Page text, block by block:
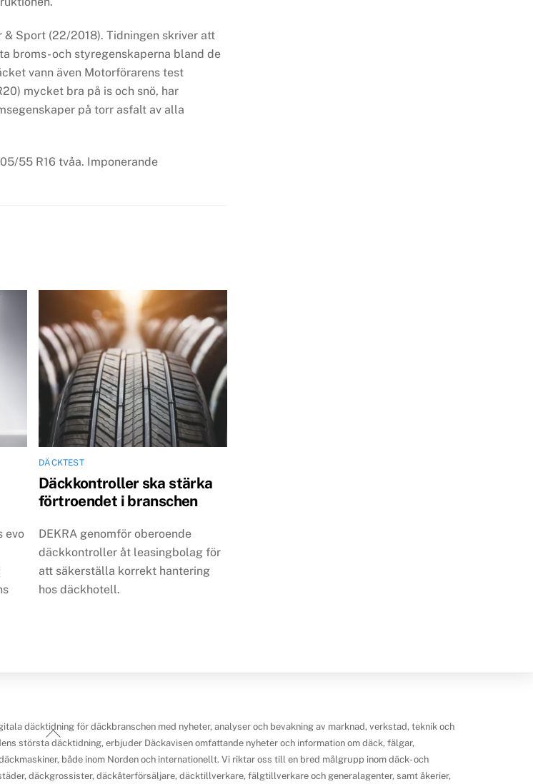
Sport (22/2018). Tidningen skriver att
broms- och styregenskaperna bland de
vann även Motorförarens test
mycket bra på is och snö, har
på torr asfalt av alla
55 R16 tvåa. Imponerande
evo
DÄCKTEST
Däckkontroller ska stärka
förtroendet i branschen
DEKRA genomför oberoende
däckkontroller åt leasingbolag för
att säkerställa korrekt hantering
hos däckhotell.
Back
To
Top
däcktidning för däckbranschen med nyheter, analyser och bevakning av marknad, verkstad, teknik och
största däcktidning, erbjuder Däckavisen omfattande nyheter och information om däck, fälgar,
både inom Norden och internationellt. Vi riktar oss till en bred målgrupp inom däck- och
däckgrossister, däckåterförsäljare, däcktillverkare, fälgtillverkare och generalagenter, samt åkerier,